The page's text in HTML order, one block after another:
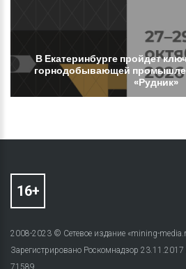
В Екатеринбурге пройдет
горнодобывающей
«Рудник»
2008-2023 © Сетевое издание «mining-
Зарегистрировано Роскомнадзор